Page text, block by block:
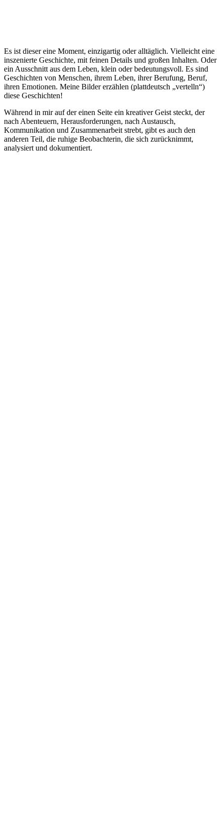
Es ist dieser eine Moment, einzigartig oder alltäglich. Vielleicht eine
inszenierte Geschichte, mit feinen Details und großen Inhalten. Oder
ein Ausschnitt aus dem Leben, klein oder bedeutungsvoll. Es sind
Geschichten von Menschen, ihrem Leben, ihrer Berufung, Beruf,
ihren Emotionen. Meine Bilder erzählen (plattdeutsch „vertelln“)
diese Geschichten!
Während in mir auf der einen Seite ein kreativer Geist steckt, der
nach Abenteuern, Herausforderungen, nach Austausch,
Kommunikation und Zusammenarbeit strebt, gibt es auch den
anderen Teil, die ruhige Beobachterin, die sich zurücknimmt,
analysiert und dokumentiert.